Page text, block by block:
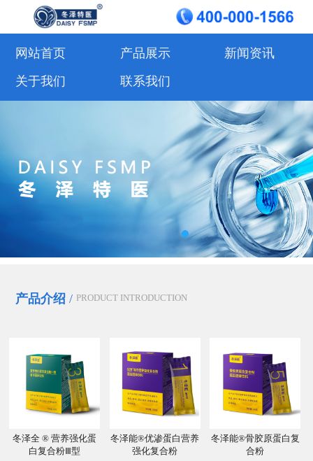
网站首页 产品展示
新闻资讯
关于我们
联系我们
产品介绍 / PRODUCT INTRODUCTION
冬泽全 ® 营养强化蛋
白复合粉Ⅲ型
冬泽能®优渗蛋白营养
强化复合粉
冬泽能®骨胶原蛋白复
合粉